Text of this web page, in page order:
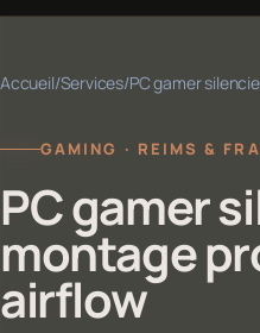
Accueil/Services/PC gamer
GAMING · REIMS &
PC gamer
montage
airflow